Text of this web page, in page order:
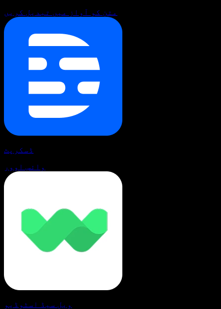
متن کو آواز میں تبدیل کریں
ڈسکرپٹ
وائس اوور
ویل سیڈ اسٹوڈیو